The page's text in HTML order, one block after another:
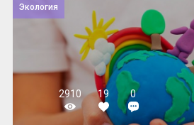
Экология
2910 19 0